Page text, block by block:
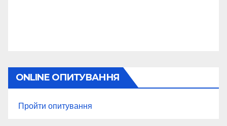
ONLINE ОПИТУВАННЯ
Пройти опитування